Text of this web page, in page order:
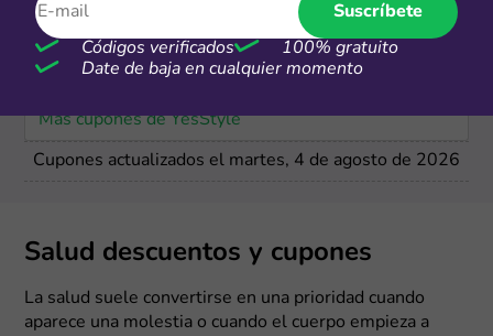
Envío gratuito
Envío gratuito en compras
superiores a $59
Más cupones de YesStyle
Cupones actualizados el martes, 4 de agosto de 2026
Suscríbete
Códigos verificados
100% gratuito
Date de baja en cualquier momento
Salud descuentos y cupones
La salud suele convertirse en una prioridad cuando
aparece una molestia o cuando el cuerpo empieza a